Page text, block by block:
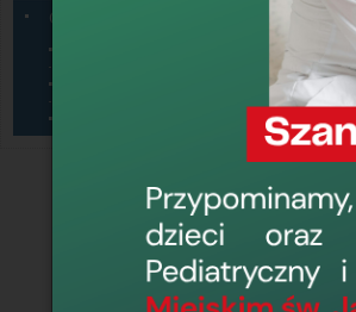
Ogłoszenia
Dzierżawa pomieszczeń